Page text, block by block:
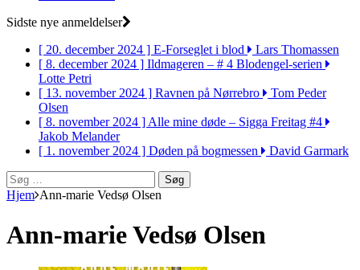
Sidste nye anmeldelser
[ 20. december 2024 ] E-Forseglet i blod
Lars Thomassen
[ 8. december 2024 ] Ildmageren – # 4 Blodengel-serien
Lotte Petri
[ 13. november 2024 ] Ravnen på Nørrebro
Tom Peder
Olsen
[ 8. november 2024 ]Alle mine døde – Sigga Freitag #4
Jakob Melander
[ 1. november 2024 ] Døden på bogmessen
David Garmark
Søg
efter:
Hjem Ann-marie Vedsø Olsen
Ann-marie Vedsø Olsen